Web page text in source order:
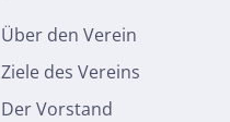
Über den Verein
Ziele des Vereins
Der Vorstand